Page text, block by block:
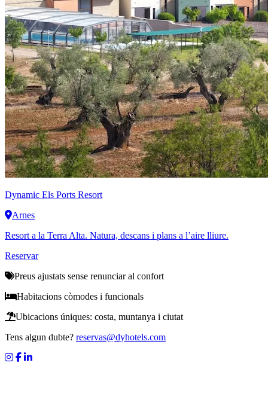
Dynamic Els Ports Resort
Arnes
Resort a la Terra Alta. Natura, descans i plans a l’aire lliure.
Reservar
Preus ajustats sense renunciar al confort
Habitacions còmodes i funcionals
Ubicacions úniques: costa, muntanya i ciutat
Tens algun dubte? reservas@dyhotels.com